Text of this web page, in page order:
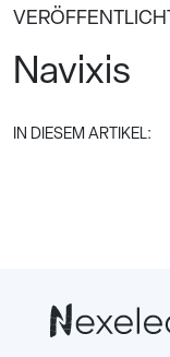
Navixis
IN DIESEM ARTIKEL: